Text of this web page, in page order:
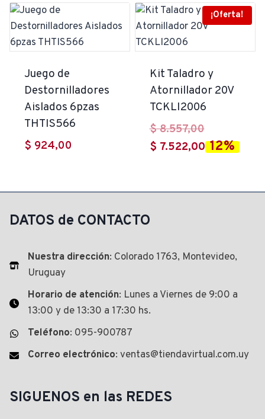
Juego de
Destornilladores
Aislados 6pzas
THTIS566
$ 924,00
¡Oferta!
Kit Taladro y
Atornillador 20V
TCKLI2006
$8.557,00El
precio
$ 7.522,00El12%
DATOS de CONTACTO
Nuestra dirección: Colorado 1763, Montevideo,
Uruguay
Horario de atención: Lunes a Viernes de 9:00 a
13:00 y de 13:30 a 17:30 hs.
Teléfono: 095-900787
Correo electrónico: ventas@tiendavirtual.com.uy
SIGUENOS en las REDES